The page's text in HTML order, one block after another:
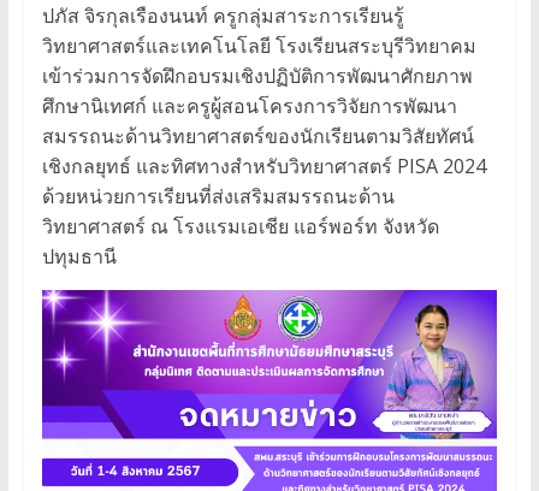
ปภัส จิรกุลเรืองนนท์ ครูกลุ่มสาระการเรียนรู้
วิทยาศาสตร์และเทคโนโลยี โรงเรียนสระบุรีวิทยาคม
เข้าร่วมการจัดฝึกอบรมเชิงปฏิบัติการพัฒนาศักยภาพ
ศึกษานิเทศก์ และครูผู้สอนโครงการวิจัยการพัฒนา
สมรรถนะด้านวิทยาศาสตร์ของนักเรียนตามวิสัยทัศน์
เชิงกลยุทธ์ และทิศทางสำหรับวิทยาศาสตร์ PISA 2024
ด้วยหน่วยการเรียนที่ส่งเสริมสมรรถนะด้าน
วิทยาศาสตร์ ณ โรงแรมเอเชีย แอร์พอร์ท จังหวัด
ปทุมธานี